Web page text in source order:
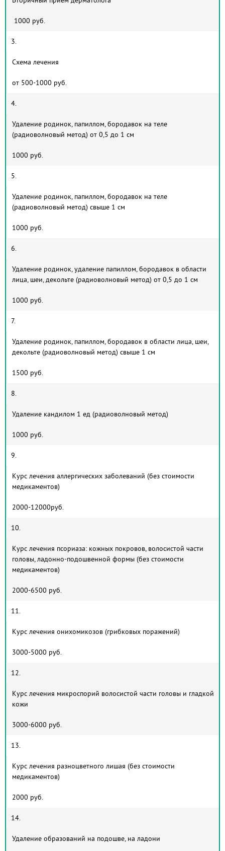
1000 руб.
3.
Схема лечения
от 500-1000 руб.
4.
Удаление родинок, папиллом, бородавок на теле
(радиоволновый метод) от 0,5 до 1 см
1000 руб.
5.
Удаление родинок, папиллом, бородавок на теле
(радиоволновый метод) свыше 1 см
1000 руб.
6.
Удаление родинок, удаление папиллом, бородавок в области
лица, шеи, декольте (радиоволновый метод) от 0,5 до 1 см
1000 руб.
7.
Удаление родинок, папиллом, бородавок в области лица, шеи,
декольте (радиоволновый метод) свыше 1 см
1500 руб.
8.
Удаление кандилом 1 ед (радиоволновый метод)
1000 руб.
9.
Курс лечения аллергических заболеваний (без стоимости
медикаментов)
2000-12000руб.
10.
Курс лечения псориаза: кожных покровов, волосистой части
головы, ладонно-подошвенной формы (без стоимости
медикаментов)
2000-6500 руб.
11.
Курс лечения онихомикозов (грибковых поражений)
3000-5000 руб.
12.
Курс лечения микроспорий волосистой части головы и гладкой
кожи
3000-6000 руб.
13.
Курс лечения разноцветного лишая (без стоимости
медикаментов)
2000 руб.
14.
Удаление образований на подошве, на ладони